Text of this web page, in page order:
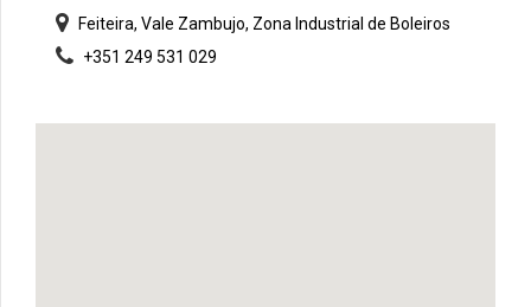
Feiteira, Vale Zambujo, Zona Industrial de Boleiros
+351 249 531 029